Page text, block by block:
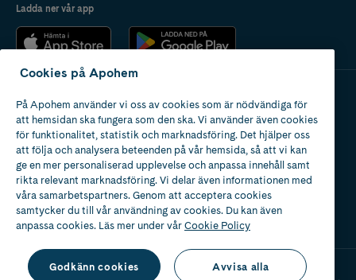
Ladda ner vår app
Apotek med tillstånd
av Läkemedelsverket
Cookies på Apohem
På Apohem använder vi oss av cookies som är nödvändiga för
att hemsidan ska fungera som den ska. Vi använder även cookies
för funktionalitet, statistik och marknadsföring. Det hjälper oss
att följa och analysera beteenden på vår hemsida, så att vi kan
ge en mer personaliserad upplevelse och anpassa innehåll samt
rikta relevant marknadsföring. Vi delar även informationen med
våra samarbetspartners. Genom att acceptera cookies
samtycker du till vår användning av cookies. Du kan även
anpassa cookies. Läs mer under vårCookie Policy
Godkänn cookies Avvisa alla